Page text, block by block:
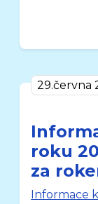
29.června
roku
za
Informace